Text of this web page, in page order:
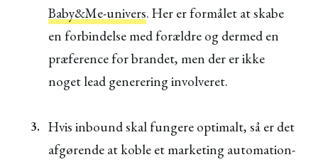
Baby&Me-univers. Her er formålet at skabe
en forbindelse med forældre og dermed en
præference for brandet, men der er ikke
noget lead generering involveret.
Hvis inbound skal fungere optimalt, så er det
afgørende at koble et marketing automation-